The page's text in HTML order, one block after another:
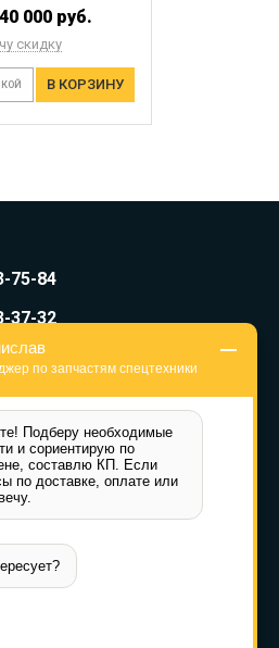
000 руб.
скидку
В КОРЗИНУ
75-84
37-32
ул.
города
(МСК) Сб-Вс:
по запчастям спецтехники
Подберу необходимые
и сориентирую по
составлю КП. Если
по доставке, оплате или